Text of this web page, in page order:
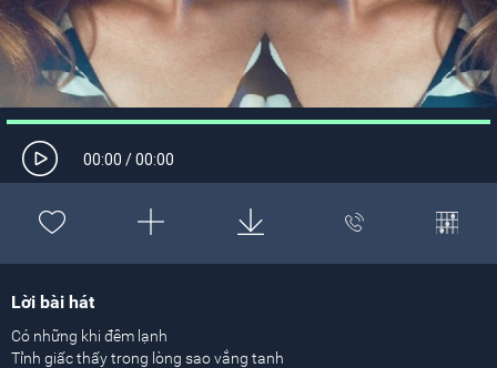
00:00 /00:00
Lời bài hát
Có những khi đêm lạnh
Tỉnh giấc thấy trong lòng sao vắng tanh